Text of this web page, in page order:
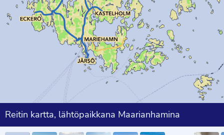
Reitin kartta, lähtöpaikkana Maarianhamina